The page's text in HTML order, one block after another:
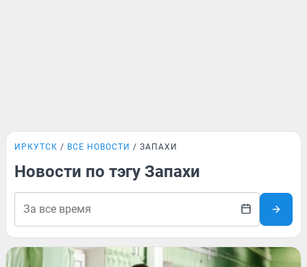
ИРКУТСК ВСЕ НОВОСТИ ЗАПАХИ
Новости по тэгу Запахи